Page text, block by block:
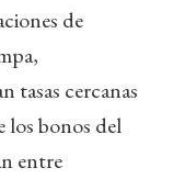
de
tasas cercanas
los bonos del
entre